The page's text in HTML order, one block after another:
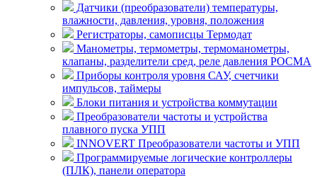
Датчики (преобразователи) температуры,
влажности, давления, уровня, положения
Регистраторы, самописцы Термодат
Манометры, термометры, термоманометры,
клапаны, разделители сред, реле давления РОСМА
Приборы контроля уровня САУ, счетчики
импульсов, таймеры
Блоки питания и устройства коммутации
Преобразователи частоты и устройства
плавного пуска УПП
INNOVERT Преобразователи частоты и УПП
Программируемые логические контроллеры
(ПЛК), панели оператора